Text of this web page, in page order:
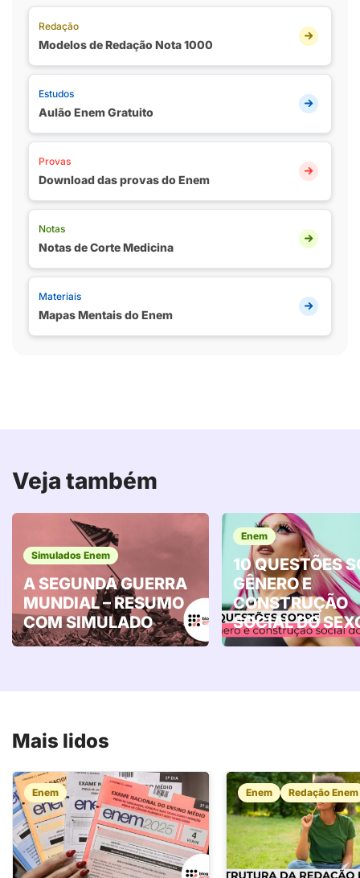
Redação
Modelos de Redação Nota 1000
Estudos
Aulão Enem Gratuito
Provas
Download das provas do Enem
Notas
Notas de Corte Medicina
Materiais
Mapas Mentais do Enem
Veja também
Simulados Enem
A SEGUNDA GUERRA
MUNDIAL – RESUMO
COM SIMULADO
Enem
10 QUESTÕES
GÊNERO E
CONSTRUÇÃO
SOCIAL DO
Mais lidos
Enem Enem Redação Enem